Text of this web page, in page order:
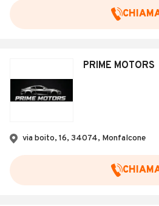
PRIME MOTORS
via boito, 16, 34074, Monfalcone